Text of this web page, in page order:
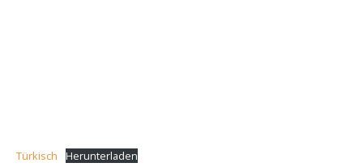
Türkisch Herunterladen